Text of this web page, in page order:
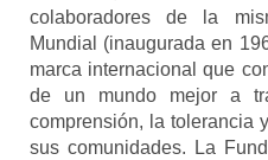
colaboradores de la
Mundial (inaugurada en
marca internacional que
de un mundo mejor a
comprensión, la tolerancia
sus comunidades. La